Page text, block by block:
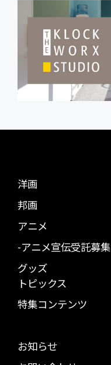
洋画
邦画
アニメ
-アニメ宣伝受託募集
グッズ
トピックス
特集コンテンツ
お知らせ